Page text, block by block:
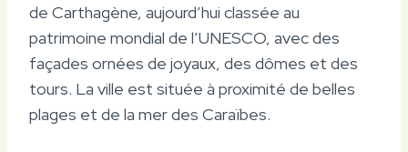
de Carthagène, aujourd’hui classée au
patrimoine mondial de l’UNESCO, avec des
façades ornées de joyaux, des dômes et des
tours. La ville est située à proximité de belles
plages et de la mer des Caraïbes.